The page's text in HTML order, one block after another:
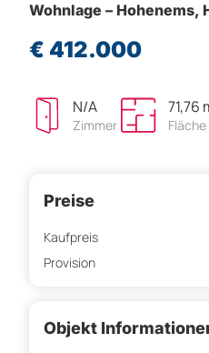
Wohnlage – Hohenems,
€ 412.000
N/A
Zimmer
71,76
Fläche
Preise
Kaufpreis
Provision
Objekt